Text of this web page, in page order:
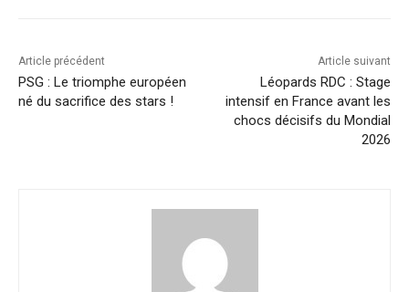
Article précédent
PSG : Le triomphe européen
né du sacrifice des stars !
Article suivant
Léopards RDC : Stage
intensif en France avant les
chocs décisifs du Mondial
2026